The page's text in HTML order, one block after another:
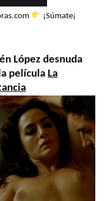
¡Súmate¡
López desnuda
película La